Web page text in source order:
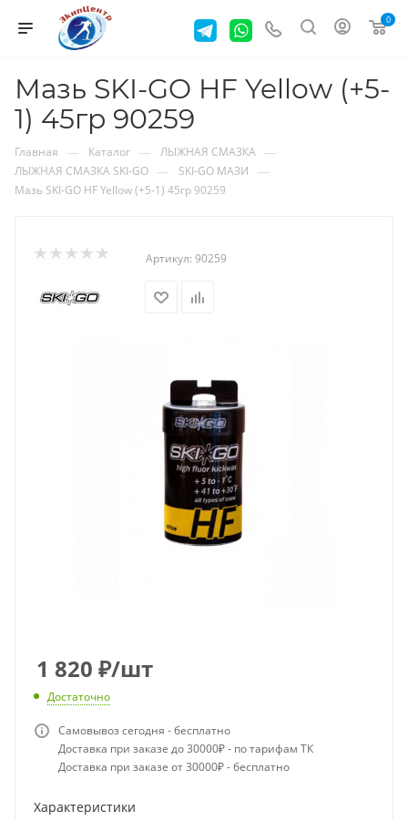
0
Мазь SKI-GO HF Yellow (+5-
1) 45гр 90259
Главная — Каталог — ЛЫЖНАЯ СМАЗКА —
ЛЫЖНАЯ СМАЗКА SKI-GO — SKI-GO МАЗИ —
Мазь SKI-GO HF Yellow (+5-1) 45гр 90259
Артикул: 90259
1 820 ₽/шт
Достаточно
Самовывоз сегодня - бесплатно
Доставка при заказе до 30000₽ - по тарифам ТК
Доставка при заказе от 30000₽ - бесплатно
Характеристики